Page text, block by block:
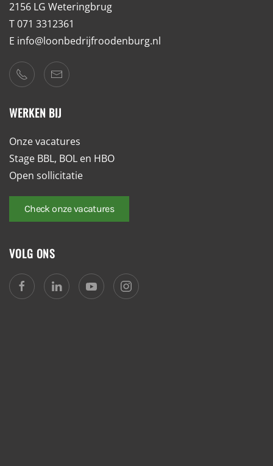
2156 LG Weteringbrug
T 071 3312361
E info@loonbedrijfroodenburg.nl
WERKEN BIJ
Onze vacatures
Stage BBL, BOL en HBO
Open sollicitatie
Check onze vacatures
VOLG ONS